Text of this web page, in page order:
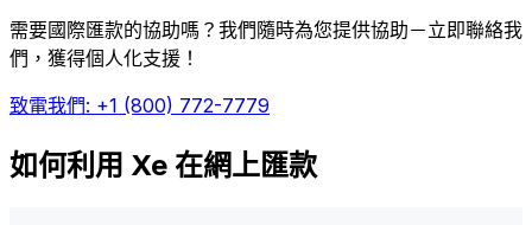
需要國際匯款的協助嗎？我們隨時為您提供協助－立即聯絡我
們，獲得個人化支援！
致電我們: +1 (800) 772-7779
如何利用 Xe 在網上匯款